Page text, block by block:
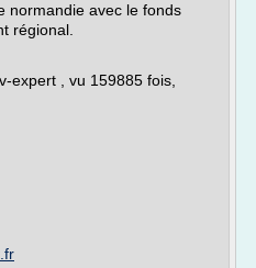
normandie avec le fonds
régional.
expert , vu 159885 fois,